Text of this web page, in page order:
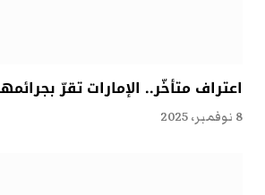
اعتراف متأخّر.. الإمارات تقرّ
8 نوفمبر، 2025